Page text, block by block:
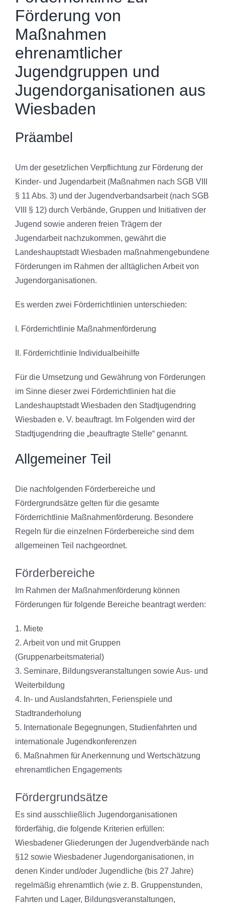
Förderung von
Maßnahmen
ehrenamtlicher
Jugendgruppen und
Jugendorganisationen aus
Wiesbaden
Präambel
Um der gesetzlichen Verpflichtung zur Förderung der
Kinder- und Jugendarbeit (Maßnahmen nach SGB VIII
§ 11 Abs. 3) und der Jugendverbandsarbeit (nach SGB
VIII § 12) durch Verbände, Gruppen und Initiativen der
Jugend sowie anderen freien Trägern der
Jugendarbeit nachzukommen, gewährt die
Landeshauptstadt Wiesbaden maßnahmengebundene
Förderungen im Rahmen der alltäglichen Arbeit von
Jugendorganisationen.
Es werden zwei Förderrichtlinien unterschieden:
I. Förderrichtlinie Maßnahmenförderung
II. Förderrichtlinie Individualbeihilfe
Für die Umsetzung und Gewährung von Förderungen
im Sinne dieser zwei Förderrichtlinien hat die
Landeshauptstadt Wiesbaden den Stadtjugendring
Wiesbaden e. V. beauftragt. Im Folgenden wird der
Stadtjugendring die „beauftragte Stelle“ genannt.
Allgemeiner Teil
Die nachfolgenden Förderbereiche und
Fördergrundsätze gelten für die gesamte
Förderrichtlinie Maßnahmenförderung. Besondere
Regeln für die einzelnen Förderbereiche sind dem
allgemeinen Teil nachgeordnet.
Förderbereiche
Im Rahmen der Maßnahmenförderung können
Förderungen für folgende Bereiche beantragt werden:
1. Miete
2. Arbeit von und mit Gruppen
(Gruppenarbeitsmaterial)
3. Seminare, Bildungsveranstaltungen sowie Aus- und
Weiterbildung
4. In- und Auslandsfahrten, Ferienspiele und
Stadtranderholung
5. Internationale Begegnungen, Studienfahrten und
internationale Jugendkonferenzen
6. Maßnahmen für Anerkennung und Wertschätzung
ehrenamtlichen Engagements
Fördergrundsätze
Es sind ausschließlich Jugendorganisationen
förderfähig, die folgende Kriterien erfüllen:
Wiesbadener Gliederungen der Jugendverbände nach
§12 sowie Wiesbadener Jugendorganisationen, in
denen Kinder und/oder Jugendliche (bis 27 Jahre)
regelmäßig ehrenamtlich (wie z. B. Gruppenstunden,
Fahrten und Lager, Bildungsveranstaltungen,